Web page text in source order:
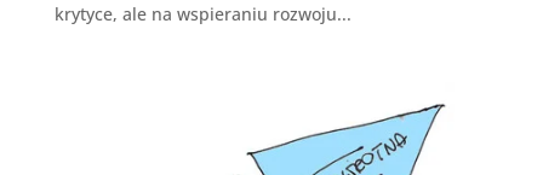
krytyce, ale na wspieraniu rozwoju...